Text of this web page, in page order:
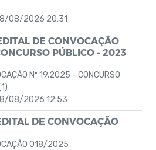
DECRETOS
Parlamentares
08/2026 20:31
DE CONVOCAÇÃO
PÚBLICO - 2023
Nº 19.2025 - CONCURSO
08/2026 12:53
DE CONVOCAÇÃO
018/2025